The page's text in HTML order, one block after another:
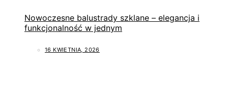
Nowoczesne balustrady szklane – elegancja i
funkcjonalność w jednym
16 KWIETNIA, 2026